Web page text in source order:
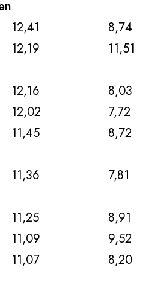
12,41
8,74
12,19
11,51
12,16
8,03
12,02
7,72
11,45
8,72
11,36
7,81
11,25
8,91
11,09
9,52
11,07
8,20